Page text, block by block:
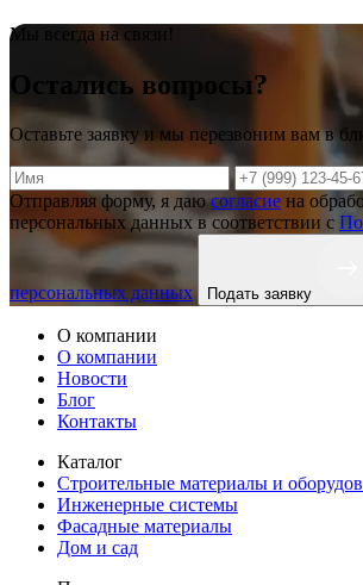
Мы всегда на связи!
Остались вопросы?
Оставьте заявку и мы перезвоним вам в
Отправляя форму, я даюсогласие на
персональных данных в соответствии с
персональных данных Подать заявку
О компании
О компании
Новости
Блог
Контакты
Каталог
Строительные материалы и
Инженерные системы
Фасадные материалы
Дом и сад